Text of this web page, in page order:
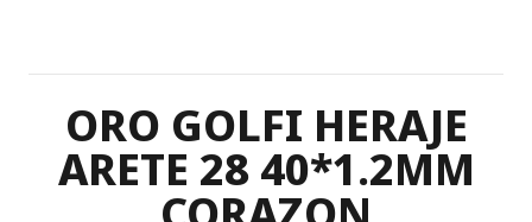
ORO GOLFI HERAJE
ARETE 28 40*1.2MM